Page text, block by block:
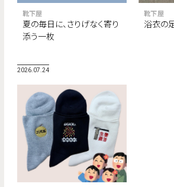
靴下屋
夏の毎日に、さりげなく寄り
添う一枚
靴下屋
浴衣の足
2026.07.24